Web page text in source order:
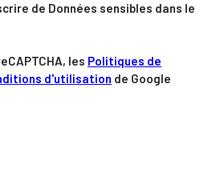
de Données sensibles dans le
les Politiques de
d'utilisation de Google